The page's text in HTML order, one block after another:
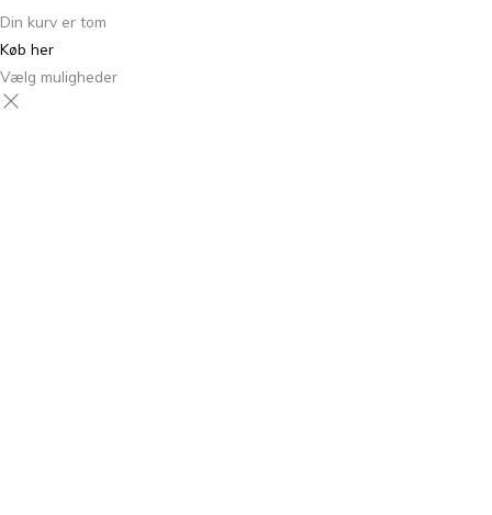
Din kurv er tom
Køb her
Vælg muligheder